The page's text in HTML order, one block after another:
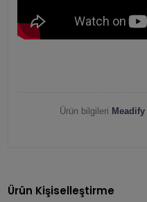
Ürün bilgileri Meadify
Ürün Kişiselleştirme